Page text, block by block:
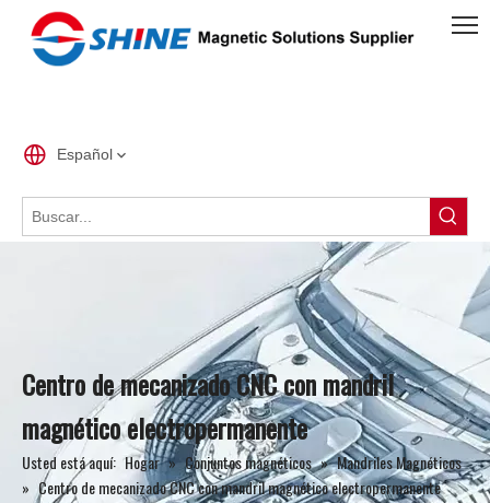
Español
Centro de mecanizado CNC con mandril
magnético electropermanente
Usted está aquí: Hogar » Conjuntos magnéticos » Mandriles Magnéticos
» Centro de mecanizado CNC con mandril magnético electropermanente